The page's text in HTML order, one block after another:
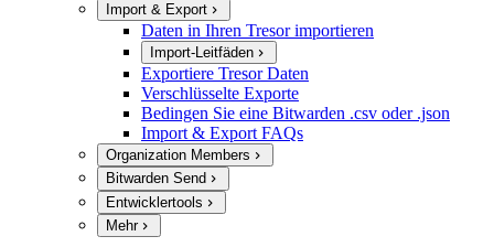
Import & Export
Daten in Ihren Tresor importieren
Import-Leitfäden
Exportiere Tresor Daten
Verschlüsselte Exporte
Bedingen Sie eine Bitwarden .csv oder .json
Import & Export FAQs
Organization Members
Bitwarden Send
Entwicklertools
Mehr